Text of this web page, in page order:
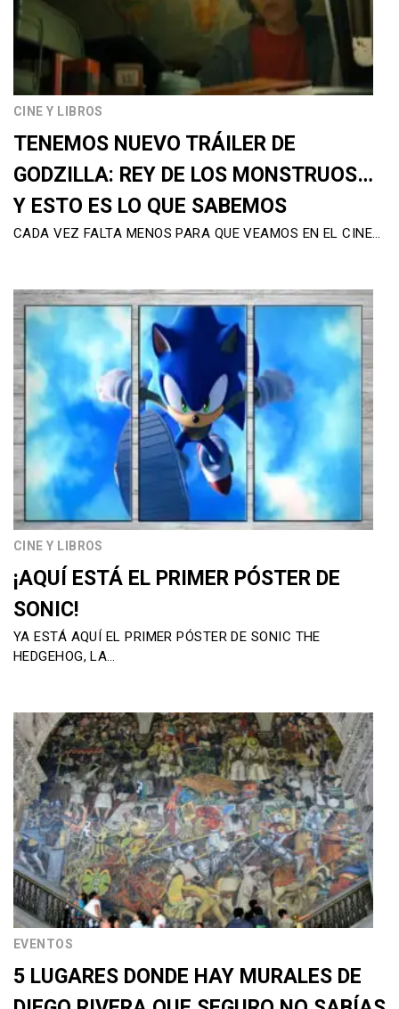
CINE Y LIBROS
TENEMOS NUEVO TRÁILER DE
GODZILLA: REY DE LOS MONSTRUOS…
Y ESTO ES LO QUE SABEMOS
CADA VEZ FALTA MENOS PARA QUE VEAMOS EN EL CINE…
CINE Y LIBROS
¡AQUÍ ESTÁ EL PRIMER PÓSTER DE
SONIC!
YA ESTÁ AQUÍ EL PRIMER PÓSTER DE SONIC THE
HEDGEHOG, LA…
EVENTOS
5 LUGARES DONDE HAY MURALES DE